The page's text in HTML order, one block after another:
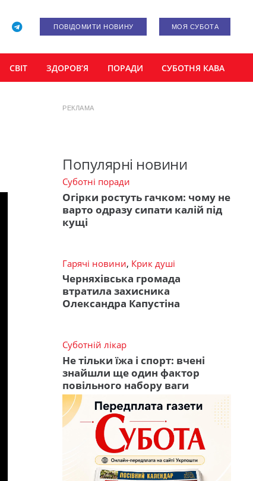
ПОВІДОМИТИ НОВИНУ МОЯ СУБОТА
СВІТ ЗДОРОВ’Я ПОРАДИ СУБОТНЯ КАВА
РЕКЛАМА
Популярні новини
Суботні поради
Огірки ростуть гачком: чому не
варто одразу сипати калій під
кущі
Гарячі новини, Крик душі
Черняхівська громада
втратила захисника
Олександра Капустіна
Суботній лікар
Не тільки їжа і спорт: вчені
знайшли ще один фактор
повільного набору ваги